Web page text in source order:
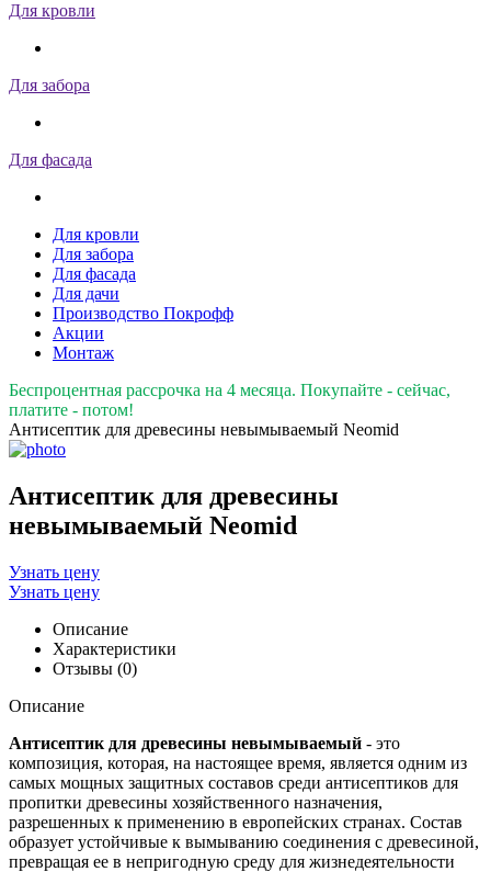
Для кровли
Для забора
Для фасада
Для кровли
Для забора
Для фасада
Для дачи
Производство Покрофф
Акции
Монтаж
Беспроцентная рассрочка на 4 месяца. Покупайте - сейчас,
платите - потом!
Антисептик для древесины невымываемый Neomid
Антисептик для древесины
невымываемый Neomid
Узнать цену
Узнать цену
Описание
Характеристики
Отзывы (0)
Описание
Антисептик для древесины невымываемый - это
композиция, которая, на настоящее время, является одним из
самых мощных защитных составов среди антисептиков для
пропитки древесины хозяйственного назначения,
разрешенных к применению в европейских странах. Состав
образует устойчивые к вымыванию соединения с древесиной,
превращая ее в непригодную среду для жизнедеятельности